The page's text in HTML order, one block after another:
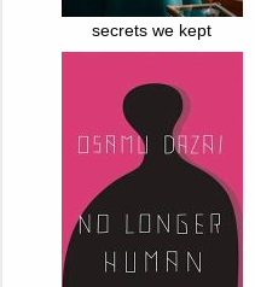
secrets we kept